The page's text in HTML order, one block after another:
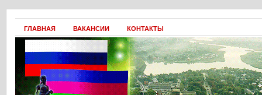
ГЛАВНАЯ ВАКАНСИИ КОНТАКТЫ